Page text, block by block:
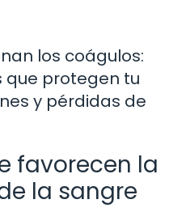
los coágulos:
que protegen tu
y pérdidas de
favorecen la
la sangre